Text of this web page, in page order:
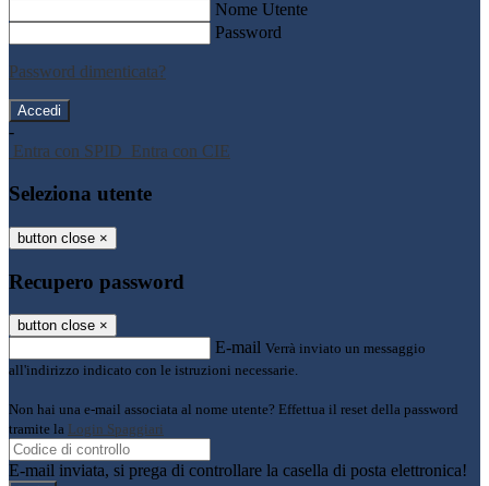
Nome Utente
Password
Password dimenticata?
-
Entra con SPID Entra con CIE
Seleziona utente
button close ×
Recupero password
button close ×
E-mail Verrà inviato un messaggio
all'indirizzo indicato con le istruzioni necessarie.
Non hai una e-mail associata al nome utente? Effettua il reset della password
tramite la Login Spaggiari
E-mail inviata, si prega di controllare la casella di posta elettronica!